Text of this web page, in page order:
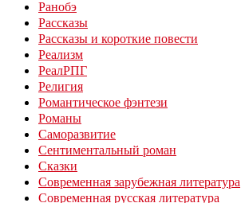
Ранобэ
Рассказы
Рассказы и короткие повести
Реализм
РеалРПГ
Религия
Романтическое фэнтези
Романы
Саморазвитие
Сентиментальный роман
Сказки
Современная зарубежная литература
Современная русская литература